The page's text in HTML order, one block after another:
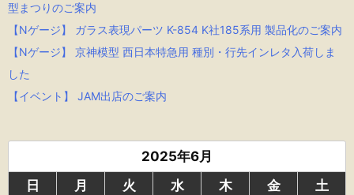
型まつりのご案内
【Nゲージ】 ガラス表現パーツ K-854 K社185系用 製品化のご案内
【Nゲージ】 京神模型 西日本特急用 種別・行先インレタ入荷しま
した
【イベント】 JAM出店のご案内
2025年6月
日
月 火 水 木 金
土